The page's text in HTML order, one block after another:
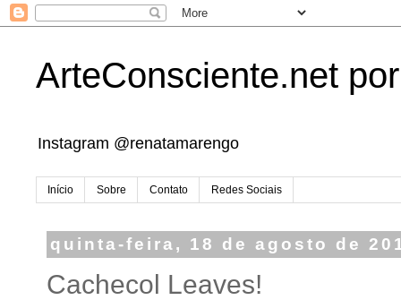
ArteConsciente.net
Instagram @renatamarengo
Início Sobre Contato Redes Sociais
quinta-feira, 18 de agosto de
Cachecol Leaves!